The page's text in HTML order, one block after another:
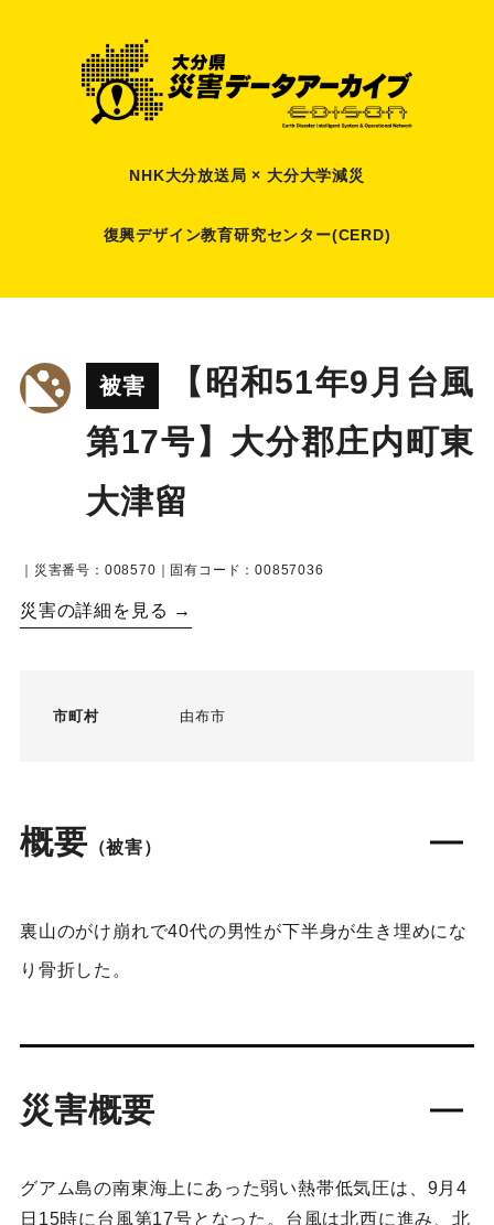
NHK大分放送局 × 大分大学減災
復興デザイン教育研究センター(CERD)
被害
【昭和51年9月台風
第17号】大分郡庄内町東
大津留
｜災害番号：008570｜固有コード：00857036
災害の詳細を見る →
市町村 由布市
概要 （被害）
裏山のがけ崩れで40代の男性が下半身が生き埋めにな
り骨折した。
災害概要
グアム島の南東海上にあった弱い熱帯低気圧は、9月4
日15時に台風第17号となった。台風は北西に進み、北